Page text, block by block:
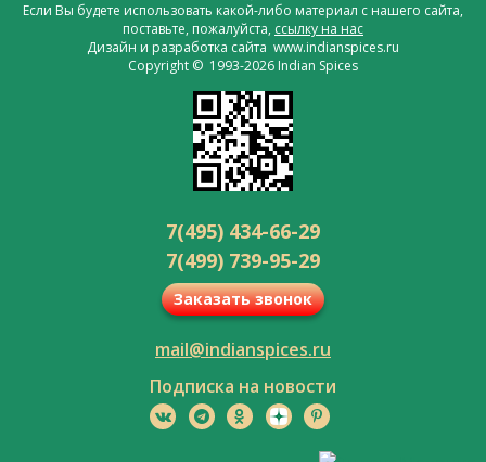
Если Вы будете использовать какой-либо материал с нашего сайта,
поставьте, пожалуйста, ссылку на нас
Дизайн и разработка сайта www.indianspices.ru
Copyright © 1993-2026 Indian Spices
7(495) 434-66-29
7(499) 739-95-29
Заказать звонок
mail@indianspices.ru
Подписка на новости